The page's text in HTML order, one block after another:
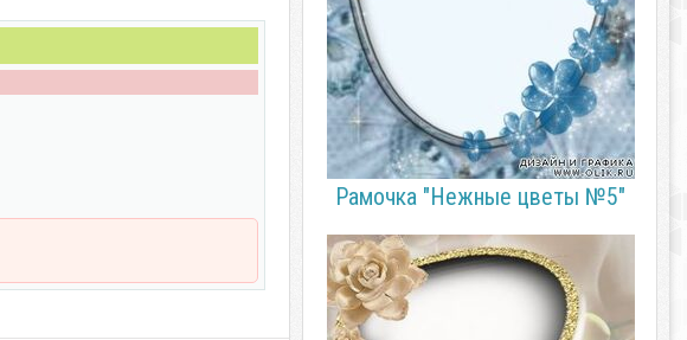
Рамочка "Нежные цветы №5"